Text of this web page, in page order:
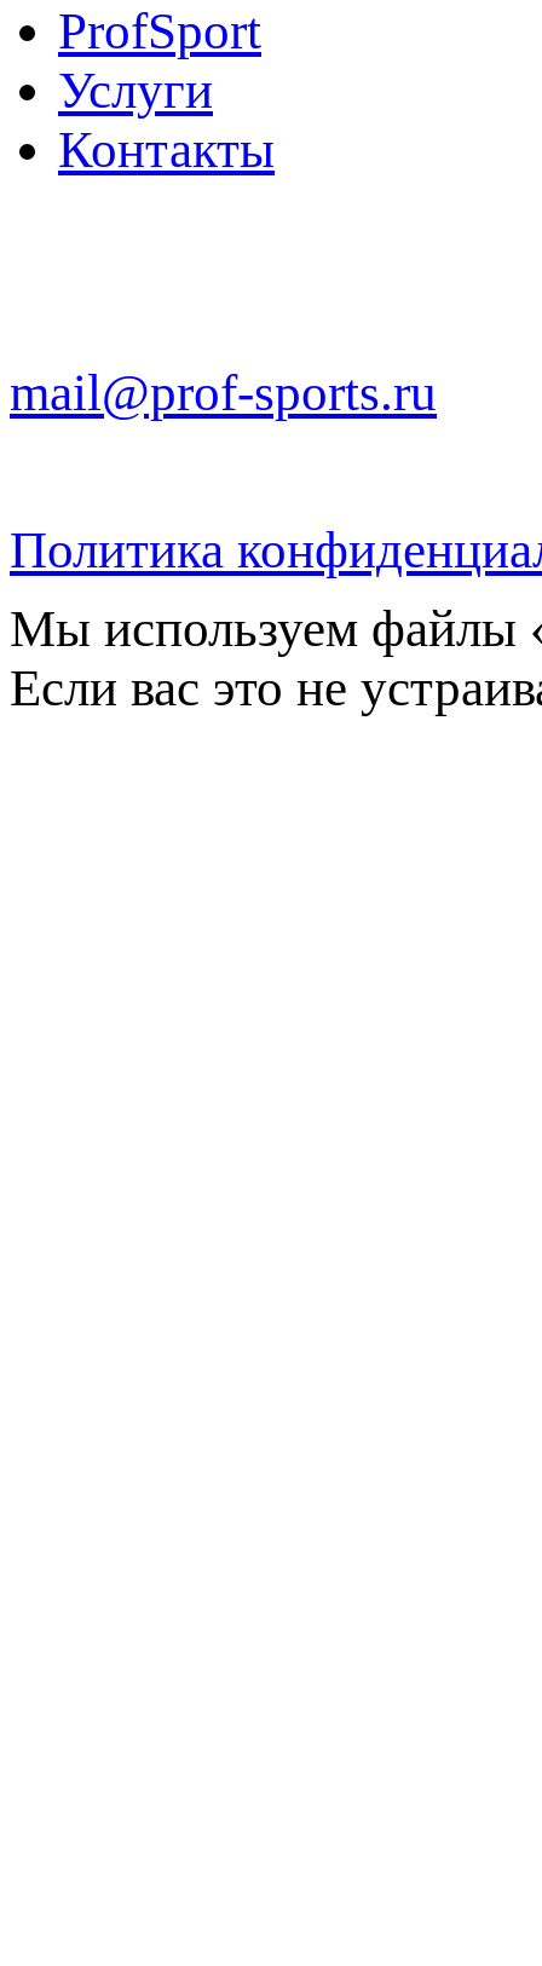
ProfSport
Услуги
Контакты
mail@prof-sports.ru
Политика
Мы используем файлы
Если вас это не